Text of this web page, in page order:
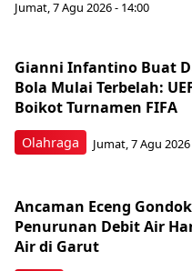
Jumat, 7 Agu 2026 - 14:00
Olahraga
Gianni Infantino Buat
Bola Mulai Terbelah:
Boikot Turnamen FIFA
Jumat, 7 Agu 2026
Ancaman Eceng
Penurunan Debit Air
Air di Garut